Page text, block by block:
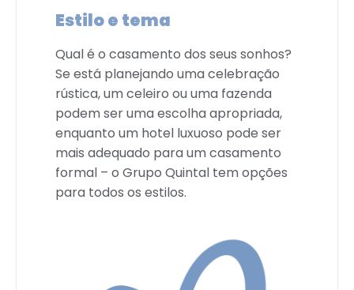
Estilo e tema
Qual é o casamento dos seus sonhos?
Se está planejando uma celebração
rústica, um celeiro ou uma fazenda
podem ser uma escolha apropriada,
enquanto um hotel luxuoso pode ser
mais adequado para um casamento
formal – o Grupo Quintal tem opções
para todos os estilos.